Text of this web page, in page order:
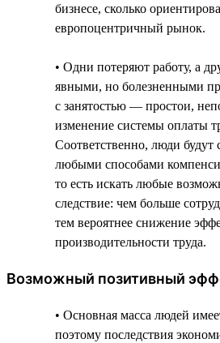
бизнесе, сколько
европоцентричный рынок.
• Одни потеряют работу, а
явными, но болезненными
с занятостью — простои,
изменение системы оплаты
Соответственно, люди будут
любыми способами
то есть искать любые
следствие: чем больше
тем вероятнее снижение
производительности труда.
Возможный позитивный
• Основная масса людей
поэтому последствия